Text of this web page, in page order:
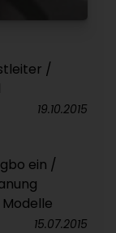
/
19.10.2015
ein /
15.07.2015